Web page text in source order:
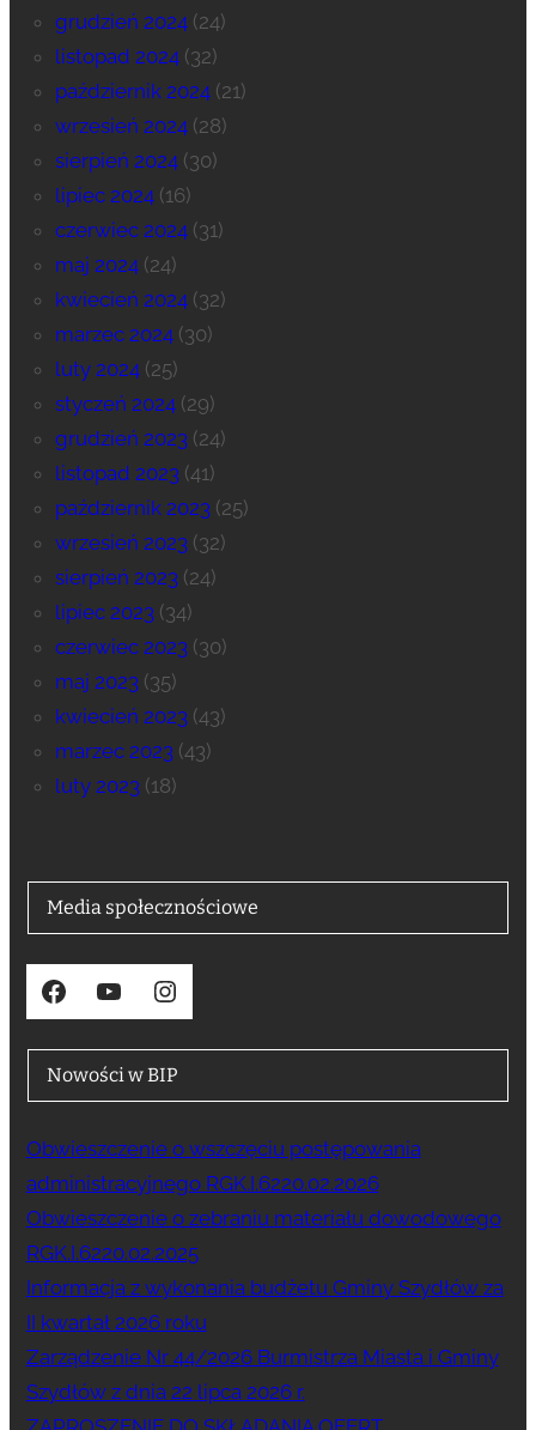
grudzień 2024(24)
listopad 2024(32)
październik 2024(21)
wrzesień 2024(28)
sierpień 2024(30)
lipiec 2024(16)
czerwiec 2024(31)
maj 2024(24)
kwiecień 2024(32)
marzec 2024(30)
luty 2024(25)
styczeń 2024(29)
grudzień 2023 (24)
listopad 2023 (41)
październik 2023 (25)
wrzesień 2023 (32)
sierpień 2023 (24)
lipiec 2023 (34)
czerwiec 2023 (30)
maj 2023 (35)
kwiecień 2023 (43)
marzec 2023 (43)
luty 2023 (18)
Media społecznościowe
Facebook YouTube Instagram
Nowości w BIP
Obwieszczenie o wszczęciu postępowania
administracyjnego RGK.I.6220.02.2026
Obwieszczenie o zebraniu materiału dowodowego
RGK.I.6220.02.2025
Informacja z wykonania budżetu Gminy Szydłów za
II kwartał 2026 roku
Zarządzenie Nr 44/2026 Burmistrza Miasta i Gminy
Szydłów z dnia 22 lipca 2026 r.